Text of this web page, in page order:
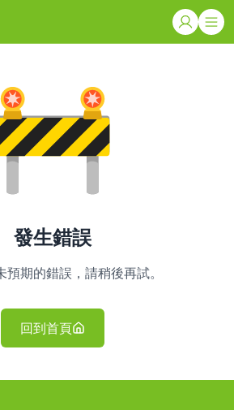
發生錯誤
預期的錯誤，請稍後再試。
回到首頁